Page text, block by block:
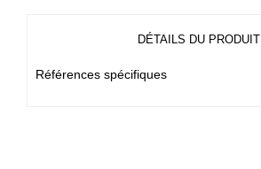
DÉTAILS DU PRODUIT
Références spécifiques